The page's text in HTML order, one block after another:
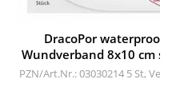
DracoPor waterproof
Wundverband 8x10 cm
PZN/Art.Nr.: 03030214 5 St,